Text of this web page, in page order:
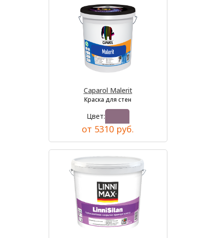
Caparol Malerit
Краска для стен
Цвет:
от 5310 руб.